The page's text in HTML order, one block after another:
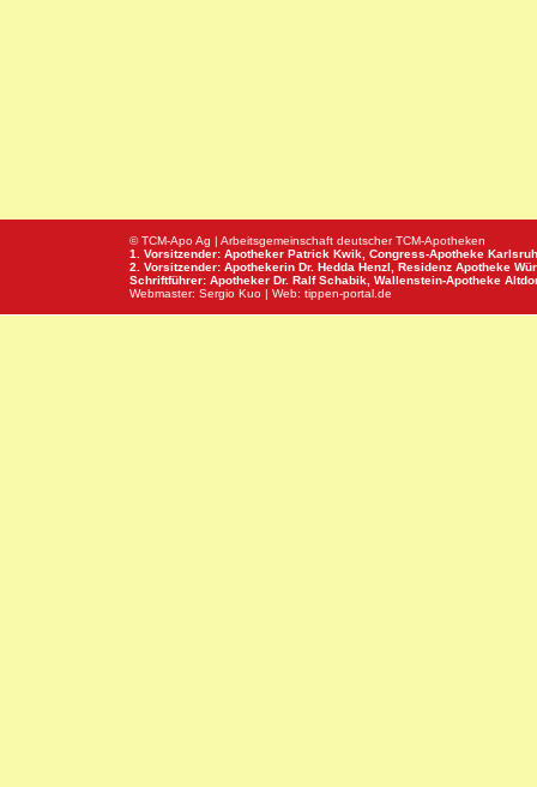
© TCM-Apo Ag | Arbeitsgemeinschaft deutscher TCM-Apotheken
1. Vorsitzender: Apotheker Patrick Kwik, Congress-Apotheke
2. Vorsitzender: Apothekerin Dr. Hedda Henzl, Residenz Apotheke
Schriftführer: Apotheker Dr. Ralf Schabik, Wallenstein-Apotheke
Webmaster: Sergio Kuo | Web: tippen-portal.de